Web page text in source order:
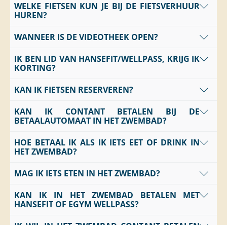
Nee, je kunt hiervoor gerust een step bij ons huren.
WELKE FIETSEN KUN JE BIJ DE FIETSVERHUUR
HUREN?
Wij verhuren e-bikes, gewone fietsen en mountainbikes.
WANNEER IS DE VIDEOTHEEK OPEN?
Dagelijks van 10.00 tot 18.00 uur in de periode van
IK BEN LID VAN HANSEFIT/WELLPASS, KRIJG IK
KORTING?
Ja, maar alleen voor de watersportartikelen die te huur
KAN IK FIETSEN RESERVEREN?
Ja, maar alleen vanaf 10 personen.
KAN IK CONTANT BETALEN BIJ DE
BETAALAUTOMAAT IN HET ZWEMBAD?
Debetaalautomaat in het zwembadaccepteert
Debetaalautomaat in de spa-ruimteaccepteert
HOE BETAAL IK ALS IK IETS EET OF DRINK IN
HET ZWEMBAD?
Je kunt je consumpties heel gemakkelijk betalen bij onze
Deze staan zowelin het zwembadals
MAG IK IETS ETEN IN HET ZWEMBAD?
Ja, bij ons is er een kioskwaar je op elk momentsnacks
KAN IK IN HET ZWEMBAD BETALEN MET
HANSEFIT OF EGYM WELLPASS?